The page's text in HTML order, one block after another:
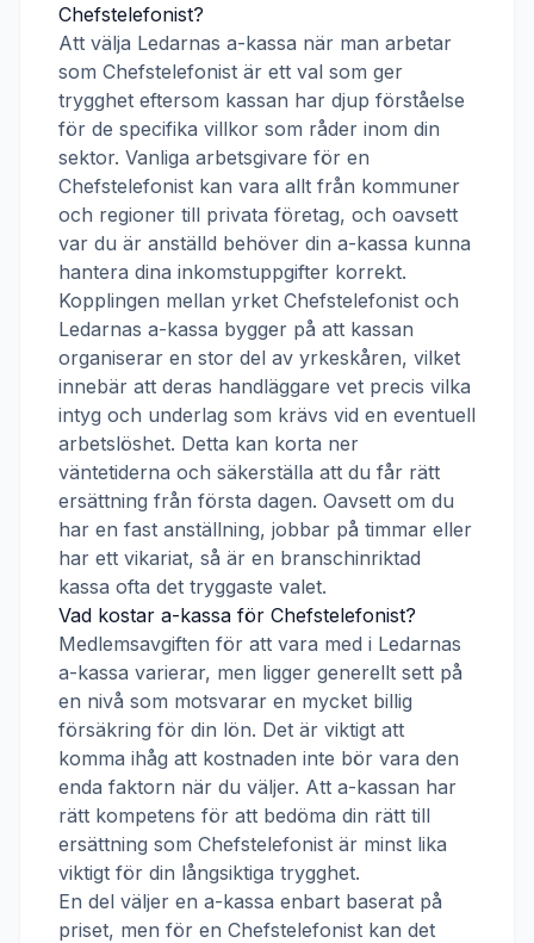
Chefstelefonist?
Att välja Ledarnas a-kassa när man arbetar
som Chefstelefonist är ett val som ger
trygghet eftersom kassan har djup förståelse
för de specifika villkor som råder inom din
sektor. Vanliga arbetsgivare för en
Chefstelefonist kan vara allt från kommuner
och regioner till privata företag, och oavsett
var du är anställd behöver din a-kassa kunna
hantera dina inkomstuppgifter korrekt.
Kopplingen mellan yrket Chefstelefonist och
Ledarnas a-kassa bygger på att kassan
organiserar en stor del av yrkeskåren, vilket
innebär att deras handläggare vet precis vilka
intyg och underlag som krävs vid en eventuell
arbetslöshet. Detta kan korta ner
väntetiderna och säkerställa att du får rätt
ersättning från första dagen. Oavsett om du
har en fast anställning, jobbar på timmar eller
har ett vikariat, så är en branschinriktad
kassa ofta det tryggaste valet.
Vad kostar a-kassa för Chefstelefonist?
Medlemsavgiften för att vara med i Ledarnas
a-kassa varierar, men ligger generellt sett på
en nivå som motsvarar en mycket billig
försäkring för din lön. Det är viktigt att
komma ihåg att kostnaden inte bör vara den
enda faktorn när du väljer. Att a-kassan har
rätt kompetens för att bedöma din rätt till
ersättning som Chefstelefonist är minst lika
viktigt för din långsiktiga trygghet.
En del väljer en a-kassa enbart baserat på
priset, men för en Chefstelefonist kan det